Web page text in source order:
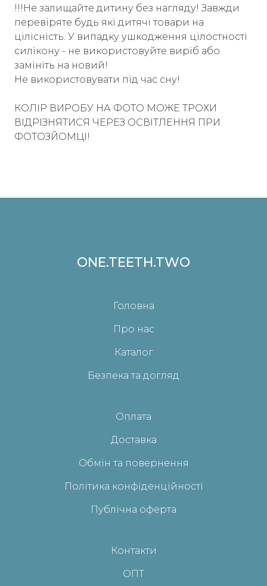
!!!Не залищайте дитину без нагляду! Завжди
перевіряте будь які дитячі товари на
цілісність. У випадку ушкодження цілостності
силікону - не використовуйте виріб або
замініть на новий!
Не використовувати під час сну!
КОЛІР ВИРОБУ НА ФОТО МОЖЕ ТРОХИ
ВІДРІЗНЯТИСЯ ЧЕРЕЗ ОСВІТЛЕННЯ ПРИ
ФОТОЗЙОМЦІ!
ONE.TEETH.TWO
Головна
Про нас
Каталог
Безпека та догляд
Оплата
Доставка
Обмін та повернення
Політика конфіденційності
Публічна оферта
Контакти
ОПТ